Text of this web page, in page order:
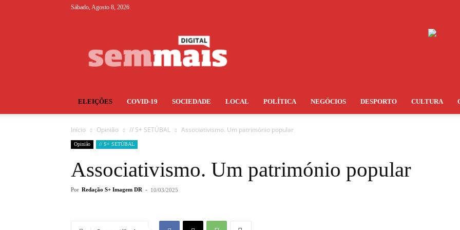
Sábado, Agosto 8, 2026
ELEIÇÕES COVID-19 SOCIEDADE LOCAL POLÍTICA NEGÓCIOS DESPORTO CULTURA
Início Opinião // S+ SETÚBAL Associativismo. Um património popular
Opinião // S+ SETÚBAL
Associativismo. Um património popular
Por Redação S+ Imagem DR - 10/03/2025